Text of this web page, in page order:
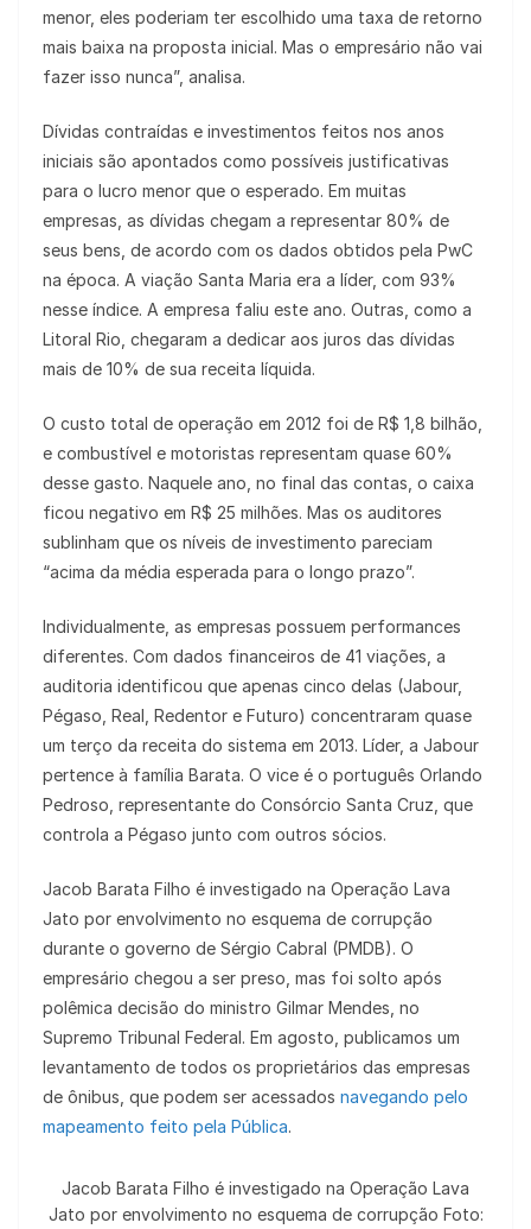
menor, eles poderiam ter escolhido uma taxa de retorno
mais baixa na proposta inicial. Mas o empresário não vai
fazer isso nunca”, analisa.
Dívidas contraídas e investimentos feitos nos anos
iniciais são apontados como possíveis justificativas
para o lucro menor que o esperado. Em muitas
empresas, as dívidas chegam a representar 80% de
seus bens, de acordo com os dados obtidos pela PwC
na época. A viação Santa Maria era a líder, com 93%
nesse índice. A empresa faliu este ano. Outras, como a
Litoral Rio, chegaram a dedicar aos juros das dívidas
mais de 10% de sua receita líquida.
O custo total de operação em 2012 foi de R$ 1,8 bilhão,
e combustível e motoristas representam quase 60%
desse gasto. Naquele ano, no final das contas, o caixa
ficou negativo em R$ 25 milhões. Mas os auditores
sublinham que os níveis de investimento pareciam
“acima da média esperada para o longo prazo”.
Individualmente, as empresas possuem performances
diferentes. Com dados financeiros de 41 viações, a
auditoria identificou que apenas cinco delas (Jabour,
Pégaso, Real, Redentor e Futuro) concentraram quase
um terço da receita do sistema em 2013. Líder, a Jabour
pertence à família Barata. O vice é o português Orlando
Pedroso, representante do Consórcio Santa Cruz, que
controla a Pégaso junto com outros sócios.
Jacob Barata Filho é investigado na Operação Lava
Jato por envolvimento no esquema de corrupção
durante o governo de Sérgio Cabral (PMDB). O
empresário chegou a ser preso, mas foi solto após
polêmica decisão do ministro Gilmar Mendes, no
Supremo Tribunal Federal. Em agosto, publicamos um
levantamento de todos os proprietários das empresas
de ônibus, que podem ser acessados navegando pelo
mapeamento feito pela Pública.
Jacob Barata Filho é investigado na Operação Lava
Jato por envolvimento no esquema de corrupção Foto: